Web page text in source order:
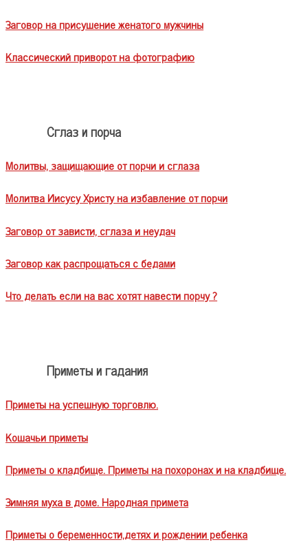
Заговор на присушение женатого мужчины
Классический приворот на фотографию
Сглаз и порча
Молитвы, защищающие от порчи и сглаза
Молитва Иисусу Христу на избавление от порчи
Заговор от зависти, сглаза и неудач
Заговор как распрощаться с бедами
Что делать если на вас хотят навести порчу ?
Приметы и гадания
Приметы на успешную торговлю.
Кошачьи приметы
Приметы о кладбище. Приметы на похоронах и на кладбище.
Зимняя муха в доме. Народная примета
Приметы о беременности,детях и рождении ребенка